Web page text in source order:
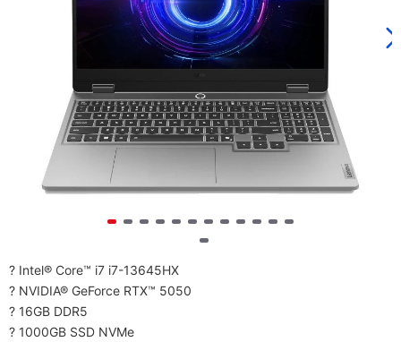
? Intel® Core™ i7 i7-13645HX
? NVIDIA® GeForce RTX™ 5050
? 16GB DDR5
? 1000GB SSD NVMe